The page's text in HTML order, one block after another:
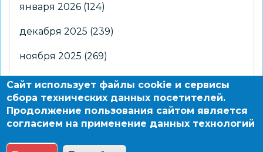
января 2026 (124)
декабря 2025 (239)
ноября 2025 (269)
октября 2025(266)
сентября 2025 (176)
августа 2025 (2)
Сайт использует файлы cookie и сервисы
сбора технических данных посетителей.
Продолжение пользования сайтом является
согласием на применение данных технологий